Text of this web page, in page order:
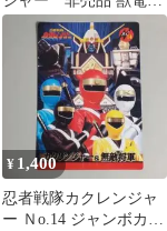
セット
¥ 1,400
忍者戦隊カクレンジャ
ー Ｎo.14 ジャンボカー